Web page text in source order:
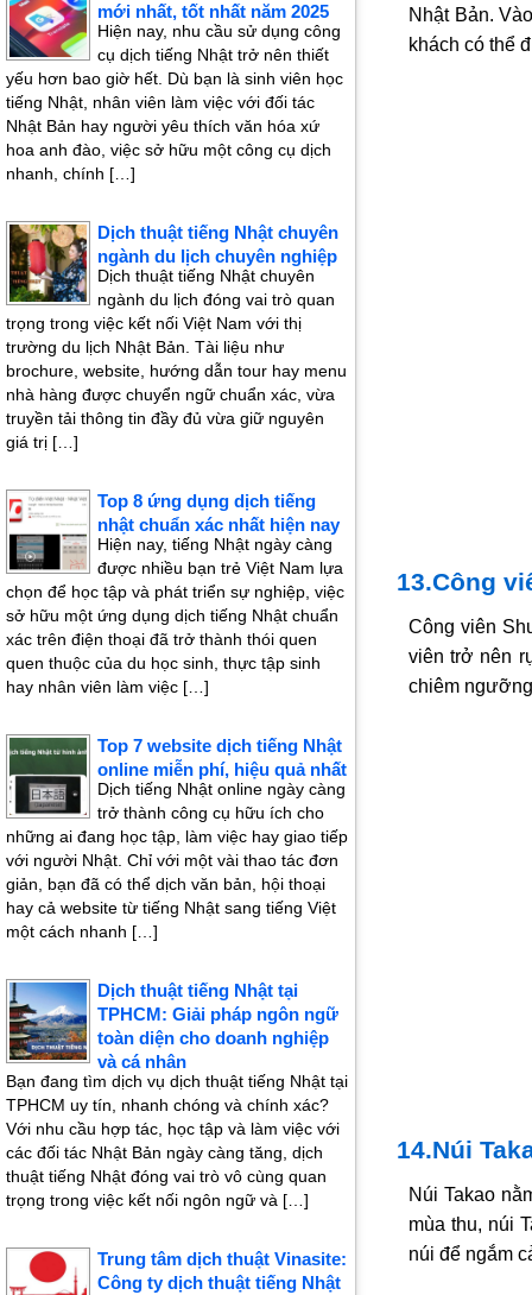
Nhật Bản.
khách có thể
13.Công
Công viên
viên trở nên
chiêm
14.Núi
Núi Takao
mùa thu, núi
núi để ngắm
mới nhất, tốt nhất năm 2025
Hiện nay, nhu cầu sử dụng công
cụ dịch tiếng Nhật trở nên thiết
yếu hơn bao giờ hết. Dù bạn là sinh viên học
tiếng Nhật, nhân viên làm việc với đối tác
Nhật Bản hay người yêu thích văn hóa xứ
hoa anh đào, việc sở hữu một công cụ dịch
nhanh, chính […]
Dịch thuật tiếng Nhật chuyên
ngành du lịch chuyên nghiệp
Dịch thuật tiếng Nhật chuyên
ngành du lịch đóng vai trò quan
trọng trong việc kết nối Việt Nam với thị
trường du lịch Nhật Bản. Tài liệu như
brochure, website, hướng dẫn tour hay menu
nhà hàng được chuyển ngữ chuẩn xác, vừa
truyền tải thông tin đầy đủ vừa giữ nguyên
giá trị […]
Top 8 ứng dụng dịch tiếng
nhật chuẩn xác nhất hiện nay
Hiện nay, tiếng Nhật ngày càng
được nhiều bạn trẻ Việt Nam lựa
chọn để học tập và phát triển sự nghiệp, việc
sở hữu một ứng dụng dịch tiếng Nhật chuẩn
xác trên điện thoại đã trở thành thói quen
quen thuộc của du học sinh, thực tập sinh
hay nhân viên làm việc […]
Top 7 website dịch tiếng Nhật
online miễn phí, hiệu quả nhất
Dịch tiếng Nhật online ngày càng
trở thành công cụ hữu ích cho
những ai đang học tập, làm việc hay giao tiếp
với người Nhật. Chỉ với một vài thao tác đơn
giản, bạn đã có thể dịch văn bản, hội thoại
hay cả website từ tiếng Nhật sang tiếng Việt
một cách nhanh […]
Dịch thuật tiếng Nhật tại
TPHCM: Giải pháp ngôn ngữ
toàn diện cho doanh nghiệp
và cá nhân
Bạn đang tìm dịch vụ dịch thuật tiếng Nhật tại
TPHCM uy tín, nhanh chóng và chính xác?
Với nhu cầu hợp tác, học tập và làm việc với
các đối tác Nhật Bản ngày càng tăng, dịch
thuật tiếng Nhật đóng vai trò vô cùng quan
trọng trong việc kết nối ngôn ngữ và […]
Trung tâm dịch thuật Vinasite:
Công ty dịch thuật tiếng Nhật